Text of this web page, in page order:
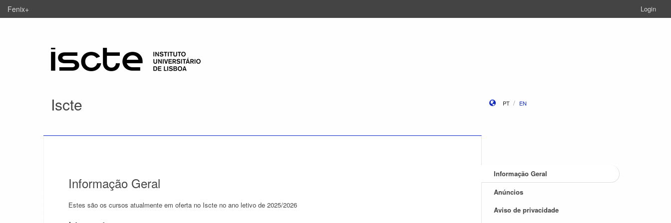
Fenix+ Login
Iscte PT EN
Informação Geral
Estes são os cursos atualmente em oferta no Iscte no ano letivo de 2025/2026
Informação Geral
Anúncios
Aviso de privacidade